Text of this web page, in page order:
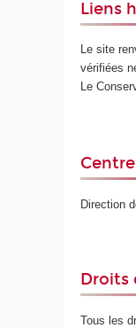
Liens
Le site
vérifiées
Le
Direction
Droits
Tous les